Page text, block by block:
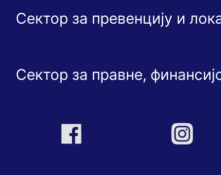
Сектор за превенцију и
Сектор за правне,